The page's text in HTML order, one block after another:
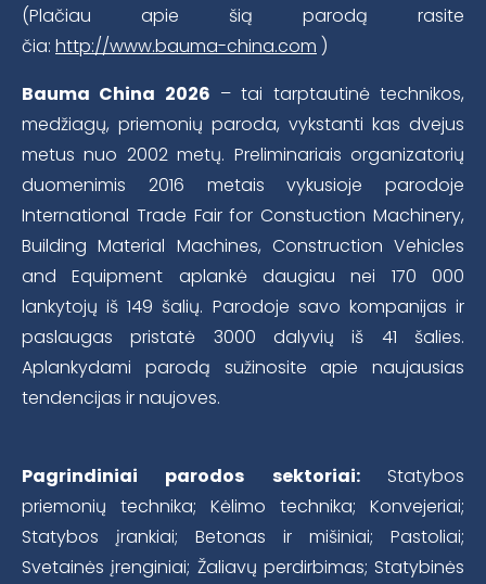
(Plačiau apie šią parodą rasite
čia: http://www.bauma-china.com )
Bauma China 2026 – tai tarptautinė technikos,
medžiagų, priemonių paroda, vykstanti kas dvejus
metus nuo 2002 metų. Preliminariais organizatorių
duomenimis 2016 metais vykusioje parodoje
International Trade Fair for Constuction Machinery,
Building Material Machines, Construction Vehicles
and Equipment aplankė daugiau nei 170 000
lankytojų iš 149 šalių. Parodoje savo kompanijas ir
paslaugas pristatė 3000 dalyvių iš 41 šalies.
Aplankydami parodą sužinosite apie naujausias
tendencijas ir naujoves.
Pagrindiniai parodos sektoriai: Statybos
priemonių technika; Kėlimo technika; Konvejeriai;
Statybos įrankiai; Betonas ir mišiniai; Pastoliai;
Svetainės įrenginiai; Žaliavų perdirbimas; Statybinės